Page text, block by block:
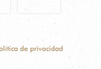
de privacidad